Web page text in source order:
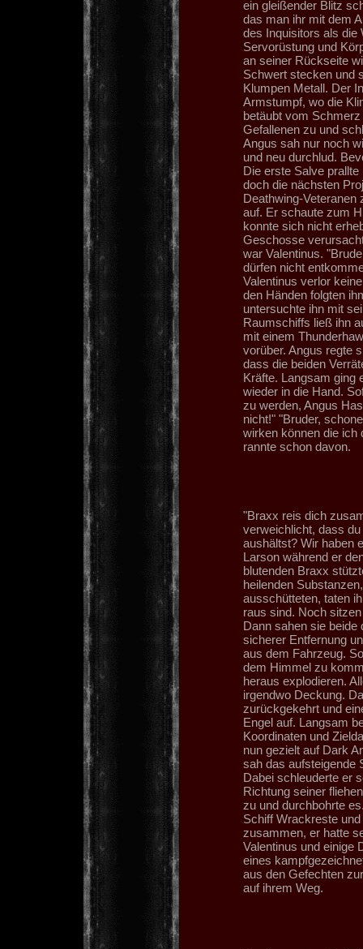
ein gleißender Blitz
das man ihr mit dem
des Inquisitors als die
Servorüstung und
an seiner Rückseite
Schwert stecken und
Klumpen Metall. Der
Armstumpf, wo die
betäubt vom
Gefallenen zu und
Angus sah nur noch
und neu durchlud.
Die erste Salve
doch die nächsten
Deathwing-
auf. Er schaute zum
konnte sich nicht
Geschosse
war Valentinus.
dürfen nicht
Valentinus verlor
den Händen folgten
untersuchte ihn mit
Raumschiffs ließ ihn
mit einem
vorüber. Angus regte
dass die beiden
Kräfte. Langsam ging
wieder in die Hand.
zu werden, Angus
nicht!" "Bruder,
wirken können die ich
rannte schon davon.
"Braxx reis dich
verweichlicht, dass
aushältst? Wir haben
Larson während er
blutenden Braxx
heilenden
ausschütteten, taten
raus sind. Noch
Dann sahen sie
sicherer Entfernung
aus dem Fahrzeug.
dem Himmel zu
heraus explodieren.
irgendwo Deckung.
zurückgekehrt und
Engel auf. Langsam
Koordinaten und
nun gezielt auf Dark
sah das aufsteigende
Dabei schleuderte er
Richtung seiner
zu und durchbohrte
Schiff Wrackreste
zusammen, er hatte
Valentinus und einige
eines
aus den Gefechten
auf ihrem Weg.